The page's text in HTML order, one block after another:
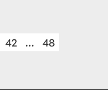
42 ... 48